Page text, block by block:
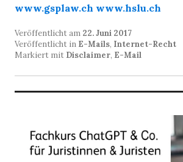
www.gsplaw.ch www.hslu.ch
Veröffentlicht am 22. Juni 2017
Veröffentlicht in E-Mails, Internet-Recht
Markiert mit Disclaimer, E-Mail